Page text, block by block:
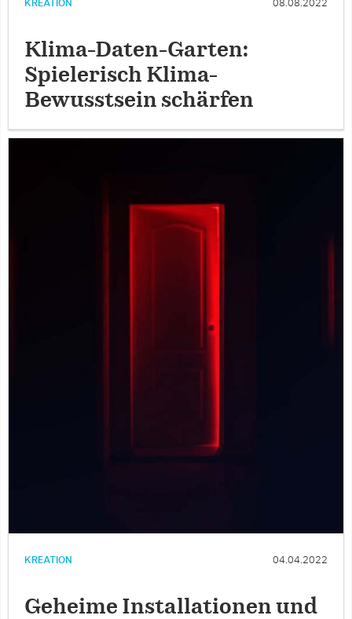
KREATION 08.08.2022
Klima-Daten-Garten:
Spielerisch Klima-
Bewusstsein schärfen
KREATION 04.04.2022
Geheime Installationen und